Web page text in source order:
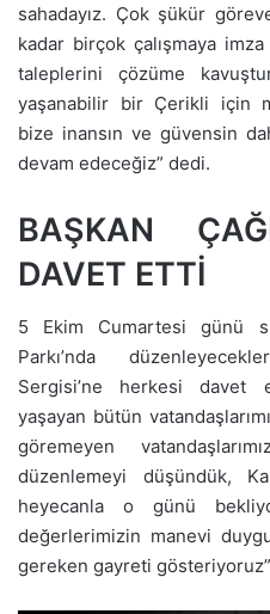
sahadayız. Çok şükür
kadar birçok çalışmaya
taleplerini çözüme
yaşanabilir bir Çerikli için
bize inansın ve güvensin
devam edeceğiz” dedi.
BAŞKAN
DAVET ETTİ
5 Ekim Cumartesi günü
Parkı’nda
Sergisi’ne herkesi davet
yaşayan bütün
göremeyen
düzenlemeyi düşündük,
heyecanla o günü
değerlerimizin manevi
gereken gayreti